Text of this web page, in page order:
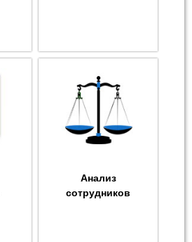
Анализ
сотрудников